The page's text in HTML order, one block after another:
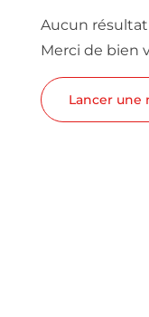
Aucun
Merci de bien
Lancer une